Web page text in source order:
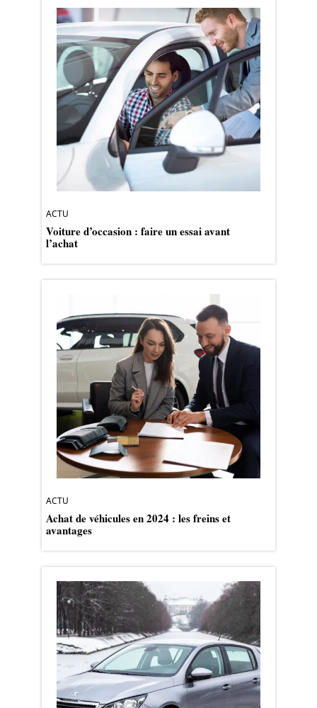
ACTU
Voiture d’occasion : faire un essai avant
l’achat
ACTU
Achat de véhicules en 2024 : les freins et
avantages